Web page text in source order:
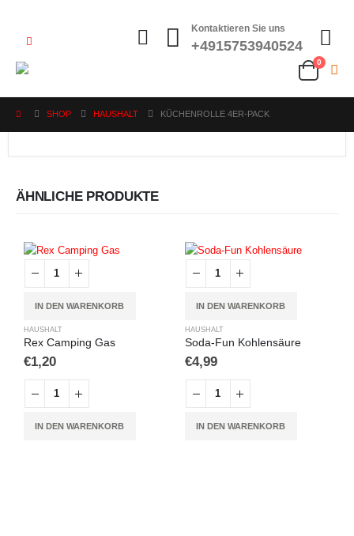
Kontaktieren Sie uns
+4915753940524
0
SHOP HAUSHALT KÜCHENROLLE 4ER-PACK
ÄHNLICHE PRODUKTE
IN DEN WARENKORB
HAUSHALT
Rex Camping Gas
€1,20
IN DEN WARENKORB
IN DEN WARENKORB
HAUSHALT
Soda-Fun Kohlensäure
€4,99
IN DEN WARENKORB